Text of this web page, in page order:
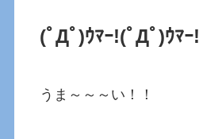
(ﾟДﾟ)ｳﾏｰ!(ﾟДﾟ)ｳﾏｰ!
うま～～～い！！